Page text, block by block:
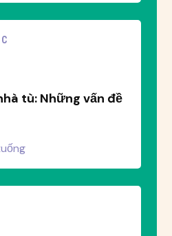
tù: Những vấn đề